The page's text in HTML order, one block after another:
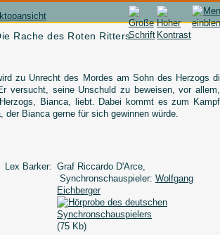
Rache des Roten Ritters
zu Unrecht des Mordes am Sohn des Herzogs di
versucht, seine Unschuld zu beweisen, vor allem,
Bianca, liebt. Dabei kommt es zum Kampf
der Bianca gerne für sich gewinnen würde.
Lex Barker: Graf Riccardo D'Arce,
Synchronschauspieler: Wolfgang
Eichberger
(75 Kb)